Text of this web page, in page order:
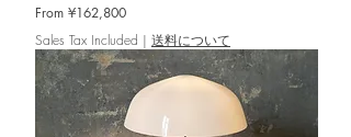
From ¥162,800
Sale Price
Sales Tax Included | 送料について